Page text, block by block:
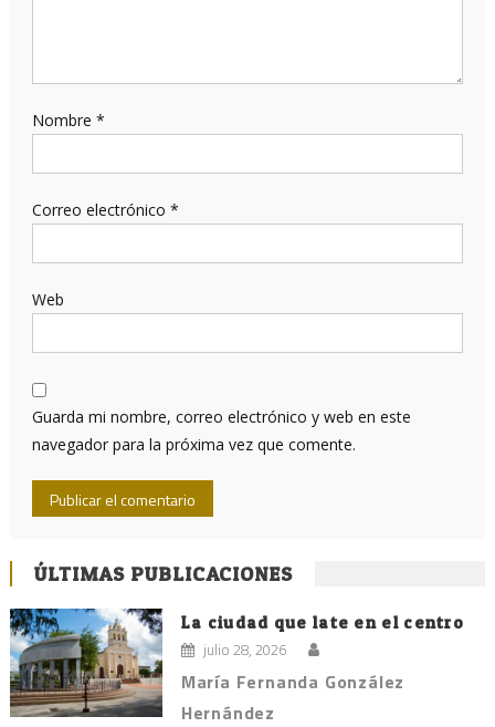
Nombre *
Correo electrónico *
Web
Guarda mi nombre, correo electrónico y web en este
navegador para la próxima vez que comente.
ÚLTIMAS PUBLICACIONES
La ciudad que late en el centro
julio 28, 2026
María Fernanda González
Hernández